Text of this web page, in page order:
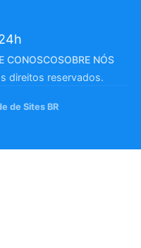
CONOSCOSOBRE NÓS
direitos reservados.
de Sites BR